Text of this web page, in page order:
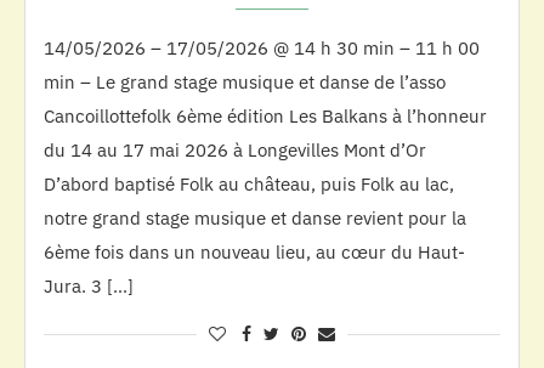
14/05/2026 – 17/05/2026 @ 14 h 30 min – 11 h 00
min – Le grand stage musique et danse de l’asso
Cancoillottefolk 6ème édition Les Balkans à l’honneur
du 14 au 17 mai 2026 à Longevilles Mont d’Or
D’abord baptisé Folk au château, puis Folk au lac,
notre grand stage musique et danse revient pour la
6ème fois dans un nouveau lieu, au cœur du Haut-
Jura. 3 […]